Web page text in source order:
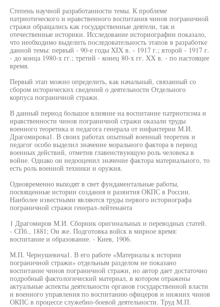
Степень научной разработанности темы. К проблеме
патриотического и нравственного воспитания чинов пограничной
стражи обращались как государственные деятели, так и
отечественные историки. Исследование историографии показало,
что необходимо выделить последовательность этапов в разработке
данной темы: первый - 90-е годы XIX в. - 1917 г.; второй - 1917 г.
- до конца 1980-х гг.; третий - конец 80-х гг. XX в. - по настоящее
время.
Первый этап можно определить, как начальный, связанный со
сбором исторических сведений о деятельности Отдельного
корпуса пограничной стражи.
В данный период большое влияние на воспитание патриотизма и
нравственности чинов пограничной стражи оказали труды
военного теоретика и педагога генерала от инфантерии М.И.
Драгомирова1. В своих работах опытный военный теоретик и
педагог особо выделил значение морального фактора в период
военных действий, отметив главенствующую роль человека в
войне. Однако он недооценил значение фактора материального, то
есть роль военной техники и оружия.
Одновременно выходят в свет фундаментальные работы,
посвященные истории создания и развития ОКПС в России.
Наиболее известными являются труды первого историографа
пограничной стражи генерал-лейтенанта
1 Драгомиров М.И. Сборник оригинальных и переводных статей.
- СПб., 1881; Он же. Подготовка войск в мирное время:
воспитание и образование. - Киев, 1906.
М.П. Чернушевича1. В его работе «Материалы к истории
пограничной стражи» отдельным разделом не показано
воспитание чинов пограничной стражи, но автор дает достаточно
подробный фактологический материал, в котором отражены
актуальные аспекты деятельности органов государственной власти
и военного управления по воспитанию офицеров и нижних чинов
ОКПС в процессе служебно-боевой деятельности. Труд М.П.